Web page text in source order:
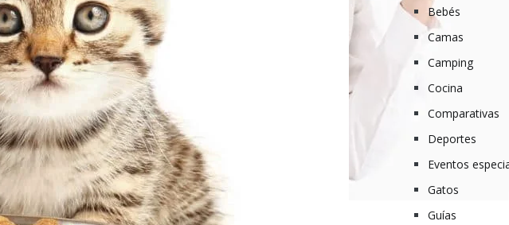
Bebés
Camas
Camping
Cocina
Comparativas
Deportes
Eventos
Gatos
Guías